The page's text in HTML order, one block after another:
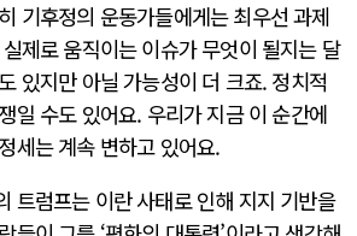
기후정의 운동가들에게는 최우선 과제
제로 움직이는 이슈가 무엇이 될지는 달
있지만 아닐 가능성이 더 크죠. 정치적
일 수도 있어요. 우리가 지금 이 순간에
세는 계속 변하고 있어요.
트럼프는 이란 사태로 인해 지지 기반을